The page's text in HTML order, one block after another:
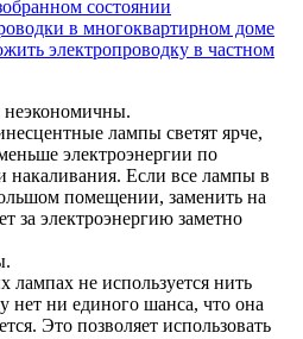
состоянии
в многоквартирном доме
электропроводку в частном
неэкономичны.
лампы светят ярче,
электроэнергии по
накаливания. Если все лампы в
помещении, заменить на
за электроэнергию заметно
лампах не используется нить
нет ни единого шанса, что она
Это позволяет использовать